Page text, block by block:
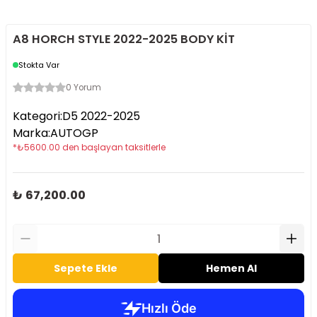
A8 HORCH STYLE 2022-2025 BODY KİT
Stokta Var
0 Yorum
Kategori:D5 2022-2025
Marka:AUTOGP
*₺5600.00 den başlayan taksitlerle
₺ 67,200.00
Sepete Ekle Hemen Al